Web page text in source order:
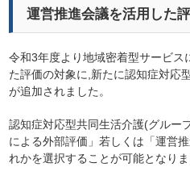
運営推進会議を活用した
令和3年度より地域密着型サービス
た評価の対象に,新たに認知症対応
が追加されました。
認知症対応型共同生活介護(グルー
による外部評価」若しくは「運営
れかを選択することが可能となりま